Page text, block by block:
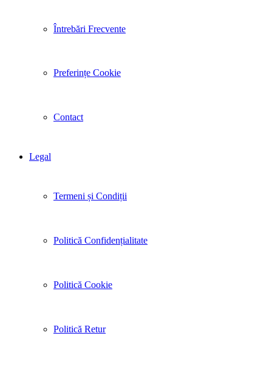
Întrebări Frecvente
Preferințe Cookie
Contact
Legal
Termeni și Condiții
Politică Confidențialitate
Politică Cookie
Politică Retur